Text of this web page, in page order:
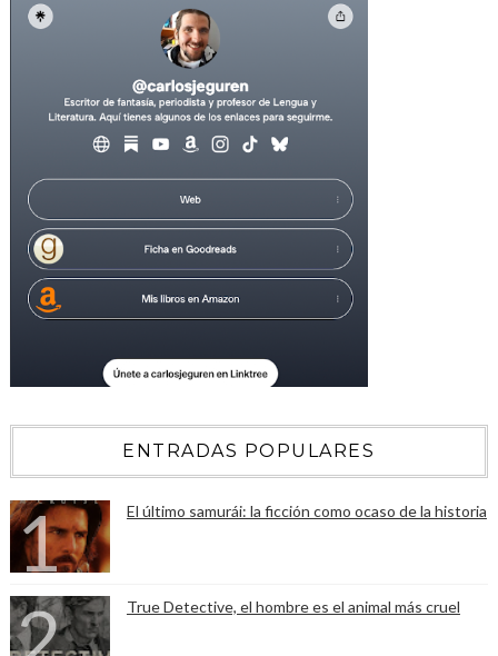
ENTRADAS POPULARES
El último samurái: la ficción como ocaso de la historia
True Detective, el hombre es el animal más cruel